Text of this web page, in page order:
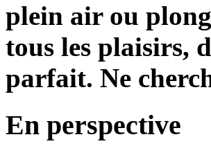
plein air ou
tous les plaisirs,
parfait. Ne
En perspective